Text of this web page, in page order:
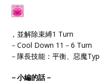
，並解除束縛1 Turn
－Cool Down 11－6 Turn
－隊長技能：平衡、惡魔
－小編的話－